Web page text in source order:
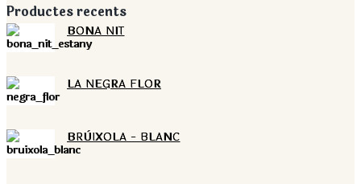
Productes recents
BONA NIT
LA NEGRA FLOR
BRÙIXOLA - BLANC